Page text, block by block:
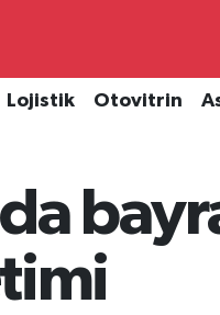
Lojistik Otovitrin